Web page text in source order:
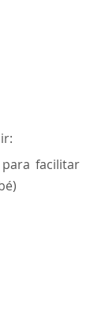
facilitar